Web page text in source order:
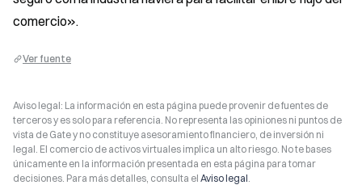
comercio».
Ver fuente
Aviso legal: La información en esta página puede provenir de fuentes de
terceros y es solo para referencia. No representa las opiniones ni puntos de
vista de Gate y no constituye asesoramiento financiero, de inversión ni
legal. El comercio de activos virtuales implica un alto riesgo. No te bases
únicamente en la información presentada en esta página para tomar
decisiones. Para más detalles, consulta el Aviso legal.